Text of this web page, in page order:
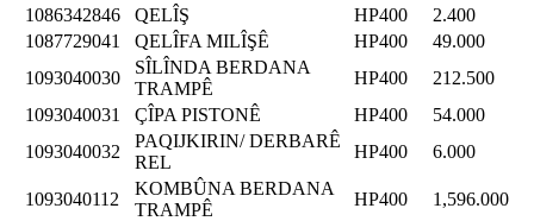
1086342846
QELÎŞ HP400
2.400
1087729041
QELÎFA MILÎŞÊ HP400
49.000
1093040030
SÎLÎNDA BERDANA
TRAMPÊ
HP400
212.500
1093040031
ÇÎPA PISTONÊ HP400
54.000
1093040032
PAQIJKIRIN/ DERBARÊ
REL
HP400 6.000
1093040112
KOMBÛNA BERDANA
TRAMPÊ
HP400
1,596.000